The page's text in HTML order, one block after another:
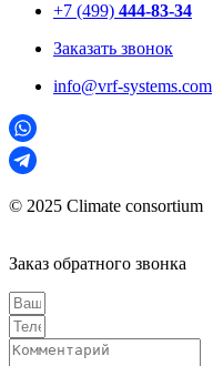
+7 (499) 444-83-34
Заказать звонок
info@vrf-systems.com
© 2025 Climate consortium
Заказ обратного звонка